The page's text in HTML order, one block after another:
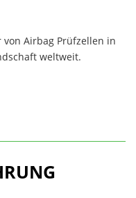
Airbag Prüfzellen in
weltweit.